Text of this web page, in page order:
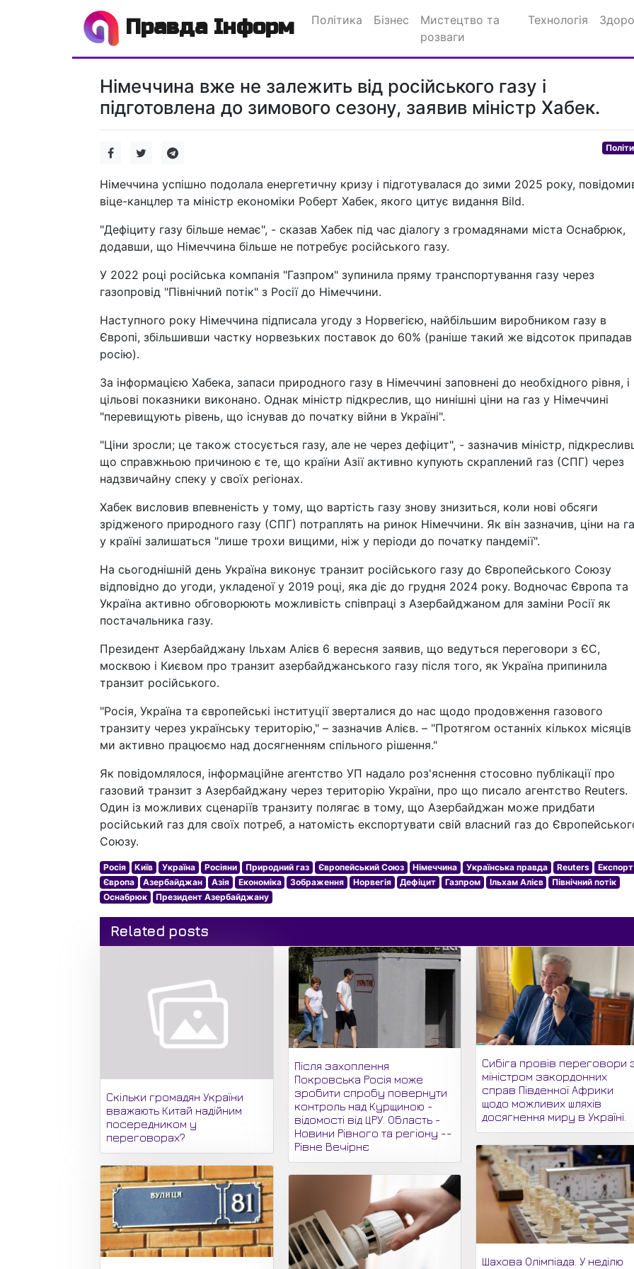
Правда Інформ Політика Бізнес
Мистецтво та
розваги
Технологія
Німеччина вже не залежить від російського газу і
підготовлена до зимового сезону, заявив міністр Хабек.
Німеччина успішно подолала енергетичну кризу і підготувалася до зими 2025 року,
віце-канцлер та міністр економіки Роберт Хабек, якого цитує видання Bild.
"Дефіциту газу більше немає", - сказав Хабек під час діалогу з громадянами міста Оснабрюк,
додавши, що Німеччина більше не потребує російського газу.
У 2022 році російська компанія "Газпром" зупинила пряму транспортування газу через
газопровід "Північний потік" з Росії до Німеччини.
Наступного року Німеччина підписала угоду з Норвегією, найбільшим виробником газу в
Європі, збільшивши частку норвезьких поставок до 60% (раніше такий же відсоток
росію).
За інформацією Хабека, запаси природного газу в Німеччині заповнені до необхідного рівня, і
цільові показники виконано. Однак міністр підкреслив, що нинішні ціни на газ у Німеччині
"перевищують рівень, що існував до початку війни в Україні".
"Ціни зросли; це також стосується газу, але не через дефіцит", - зазначив міністр,
що справжньою причиною є те, що країни Азії активно купують скраплений газ (СПГ) через
надзвичайну спеку у своїх регіонах.
Хабек висловив впевненість у тому, що вартість газу знову знизиться, коли нові обсяги
зрідженого природного газу (СПГ) потраплять на ринок Німеччини. Як він зазначив, ціни на
у країні залишаться "лише трохи вищими, ніж у періоди до початку пандемії".
На сьогоднішній день Україна виконує транзит російського газу до Європейського Союзу
відповідно до угоди, укладеної у 2019 році, яка діє до грудня 2024 року. Водночас Європа та
Україна активно обговорюють можливість співпраці з Азербайджаном для заміни Росії як
постачальника газу.
Президент Азербайджану Ільхам Алієв 6 вересня заявив, що ведуться переговори з ЄС,
москвою і Києвом про транзит азербайджанського газу після того, як Україна припинила
транзит російського.
"Росія, Україна та європейські інституції зверталися до нас щодо продовження газового
транзиту через українську територію," – зазначив Алієв. – "Протягом останніх кількох місяців
ми активно працюємо над досягненням спільного рішення."
Як повідомлялося, інформаційне агентство УП надало роз'яснення стосовно публікації про
газовий транзит з Азербайджану через територію України, про що писало агентство Reuters.
Один із можливих сценаріїв транзиту полягає в тому, що Азербайджан може придбати
російський газ для своїх потреб, а натомість експортувати свій власний газ до
Союзу.
Росія Київ Україна Росіяни Природний газ Європейський Союз Німеччина Українська правда Reuters
Експорт
Європа
Азербайджан Азія Економіка Зображення Норвегія Дефіцит Газпром Ільхам Алієв
Північний потік
Оснабрюк
Президент Азербайджану
Related posts
Скільки громадян України
вважають Китай надійним
посередником у
переговорах?
Після захоплення
Покровська Росія може
зробити спробу повернути
контроль над Курщиною -
відомості від ЦРУ. Область -
Новини Рівного та регіону --
Рівне Вечірнє
Сибіга провів переговори
міністром закордонних
справ Південної Африки
щодо можливих шляхів
досягнення миру в Україні.
Шахова Олімпіада. У неділю